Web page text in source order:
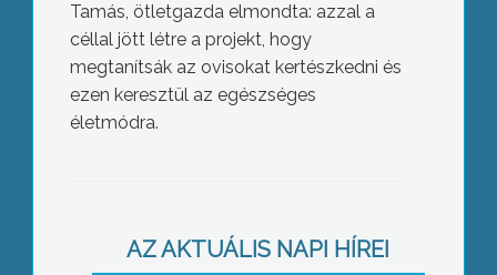
Tamás, ötletgazda elmondta: azzal a
céllal jött létre a projekt, hogy
megtanítsák az ovisokat kertészkedni és
ezen keresztül az egészséges
életmódra.
AZ AKTUÁLIS NAPI HÍREI